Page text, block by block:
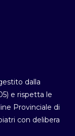
dalla
e rispetta le
Provinciale di
con delibera